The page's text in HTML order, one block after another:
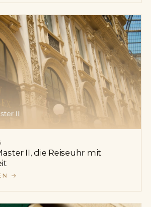
II, die Reiseuhr mit
→